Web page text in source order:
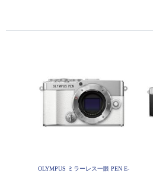
OLYMPUS ミラーレス一眼 PEN E-